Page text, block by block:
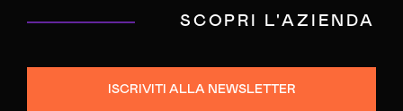
Campagne Native Advertising Sondrio
SCOPRI L'AZIENDA
ISCRIVITI ALLA NEWSLETTER